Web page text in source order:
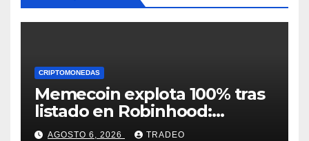
CRIPTOMONEDAS
Memecoin explota 100% tras
listado en Robinhood:
conoce los detalles
AGOSTO 6, 2026 TRADEO